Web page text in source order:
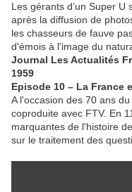
Les gérants d’un Super
après la diffusion de
les chasseurs de fauve
d'émois à l'image du
Journal Les Actualités
1959
Episode 10 – La France
A l'occasion des 70 ans
coproduite avec FTV. En
marquantes de l'histoire
sur le traitement des